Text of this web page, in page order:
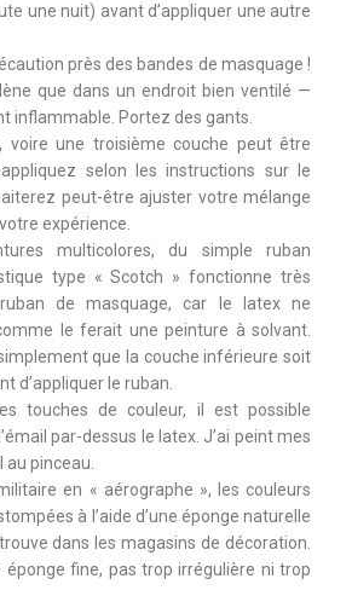
une nuit) avant d’appliquer une autre
près des bandes de masquage !
que dans un endroit bien ventilé —
inflammable. Portez des gants.
voire une troisième couche peut être
selon les instructions sur le
peut-être ajuster votre mélange
expérience.
multicolores, du simple ruban
type « Scotch » fonctionne très
de masquage, car le latex ne
le ferait une peinture à solvant.
que la couche inférieure soit
d’appliquer le ruban.
touches de couleur, il est possible
par-dessus le latex. J’ai peint mes
au pinceau.
en « aérographe », les couleurs
à l’aide d’une éponge naturelle
dans les magasins de décoration.
éponge fine, pas trop irrégulière ni trop